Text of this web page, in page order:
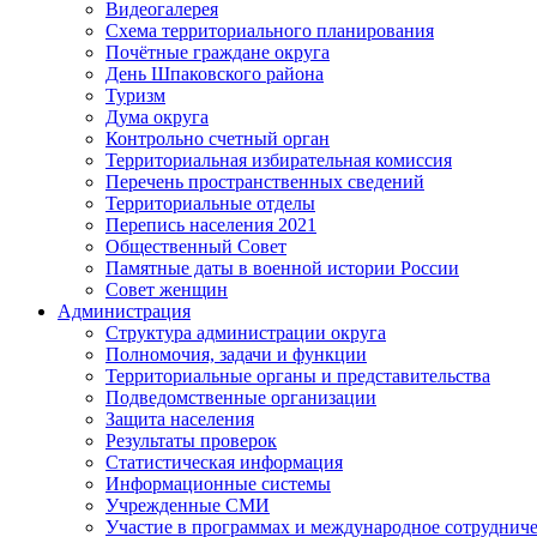
Видеогалерея
Схема территориального планирования
Почётные граждане округа
День Шпаковского района
Туризм
Дума округа
Контрольно счетный орган
Территориальная избирательная комиссия
Перечень пространственных сведений
Территориальные отделы
Перепись населения 2021
Общественный Совет
Памятные даты в военной истории России
Совет женщин
Администрация
Структура администрации округа
Полномочия, задачи и функции
Территориальные органы и представительства
Подведомственные организации
Защита населения
Результаты проверок
Статистическая информация
Информационные системы
Учрежденные СМИ
Участие в программах и международное